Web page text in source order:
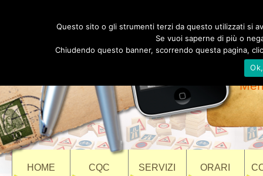
HOME CQC SERVIZI ORARI
Questo sito o gli strumenti terzi da questo utilizzati si
Se vuoi saperne di più o
Chiudendo questo banner, scorrendo questa pagina,